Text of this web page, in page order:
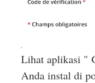
Lihat aplikasi "
Anda instal di